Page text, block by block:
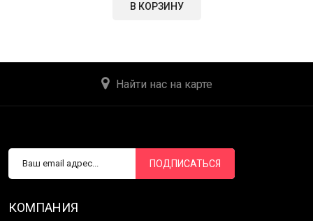
В КОРЗИНУ
Найти нас на карте
ПОДПИСАТЬСЯ
КОМПАНИЯ